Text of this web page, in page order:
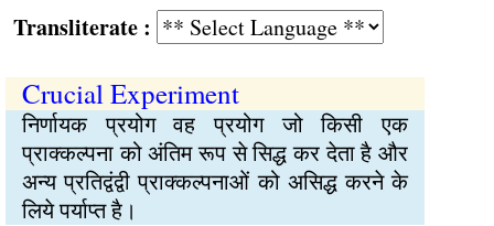
:
Crucial Experiment
निर्णायक प्रयोग वह प्रयोग जो किसी एक
प्राक्कल्पना को अंतिम रूप से सिद्ध कर देता है और
अन्य प्रतिद्वंद्वी प्राक्कल्पनाओं को असिद्ध करने के
लिये पर्याप्त है।